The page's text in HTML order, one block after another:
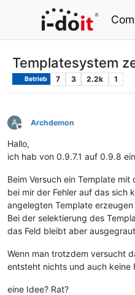
Templatesystem
Betrieb 7 3 2.2k 1
A
Offline
Archdemon
Hallo,
ich hab von 0.9.7.1 auf 0.9.8
Beim Versuch ein Template
bei mir der Fehler auf das sich
angelegten Template erzeugen
Bei der selektierung des
das Feld bleibt aber
Wenn man trotzdem versucht
entsteht nichts und auch keine
eine Idee? Rat?